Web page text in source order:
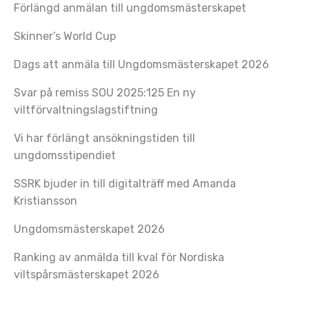
Förlängd anmälan till ungdomsmästerskapet
Skinner’s World Cup
Dags att anmäla till Ungdomsmästerskapet 2026
Svar på remiss SOU 2025:125 En ny
viltförvaltningslagstiftning
Vi har förlängt ansökningstiden till
ungdomsstipendiet
SSRK bjuder in till digitalträff med Amanda
Kristiansson
Ungdomsmästerskapet 2026
Ranking av anmälda till kval för Nordiska
viltspårsmästerskapet 2026